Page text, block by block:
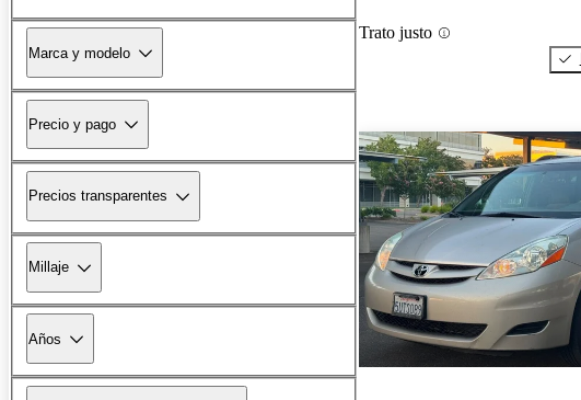
Marca y modelo
Precio y pago
Precios transparentes
Millaje
Años
Trato justo